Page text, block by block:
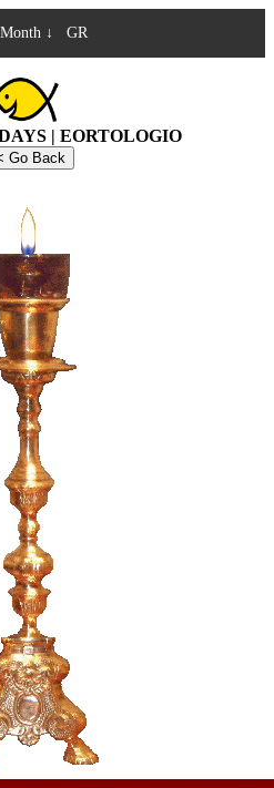
↓ GR
| EORTOLOGIO
Go Back